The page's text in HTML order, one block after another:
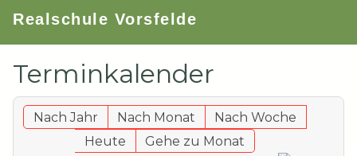
Realschule Vorsfelde
Terminkalender
Nach Jahr Nach Monat
Nach Woche
Heute
Gehe zu Monat